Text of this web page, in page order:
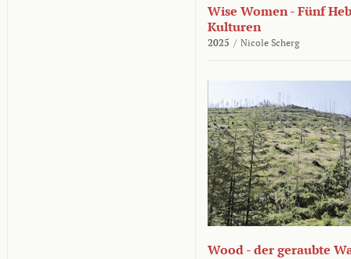
Wise Women - Fünf
Kulturen
2025 / Nicole Scherg
Wood - der geraubte